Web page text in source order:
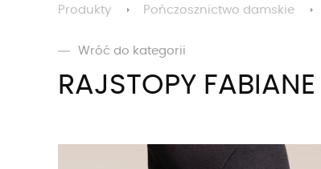
Produkty Pończosznictwo damskie
Wróć do kategorii
RAJSTOPY